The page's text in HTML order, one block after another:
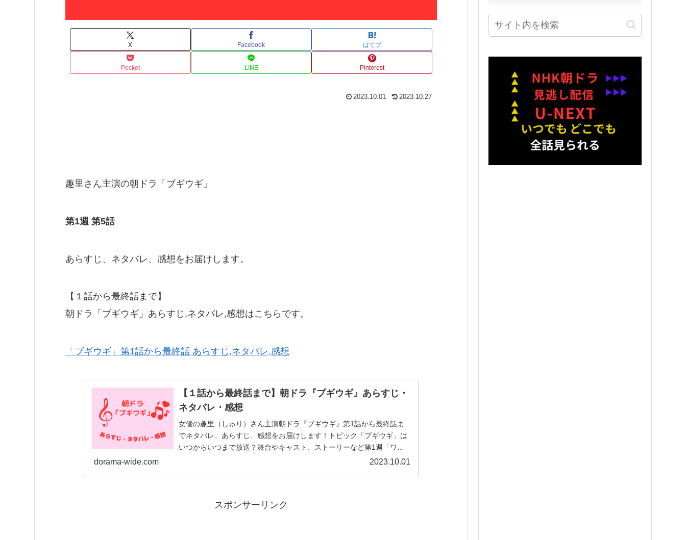
X Facebook はてブ
Pocket LINE Pinterest
2023.10.01 2023.10.27
趣里さん主演の朝ドラ「ブギウギ」
第1週 第5話
あらすじ、ネタバレ、感想をお届けします。
【１話から最終話まで】
朝ドラ「ブギウギ」あらすじ,ネタバレ,感想はこちらです。
「ブギウギ」第1話から最終話 あらすじ,ネタバレ,感想
【１話から最終話まで】朝ドラ『ブギウギ』あらすじ・
ネタバレ・感想
女優の趣里（しゅり）さん主演朝ドラ『ブギウギ』第1話から最終話ま
でネタバレ、あらすじ、感想をお届けします！トピック「ブギウギ」は
いつからいつまで放送？舞台やキャスト、ストーリーなど第1週「ワ
dorama-wide.com 2023.10.01
スポンサーリンク